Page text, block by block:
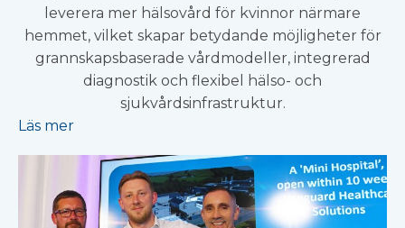
leverera mer hälsovård för kvinnor närmare
hemmet, vilket skapar betydande möjligheter för
grannskapsbaserade vårdmodeller, integrerad
diagnostik och flexibel hälso- och
sjukvårdsinfrastruktur.
Läs mer